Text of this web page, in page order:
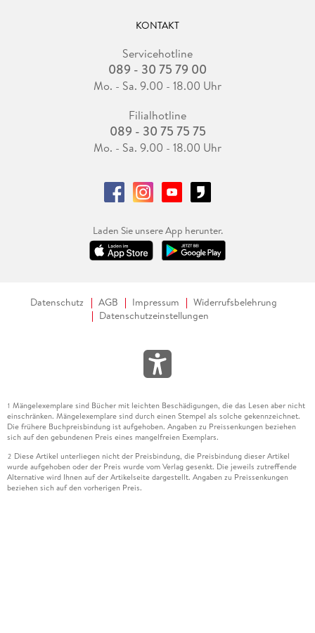
KONTAKT
Servicehotline
089 - 30 75 79 00
Mo. - Sa. 9.00 - 18.00 Uhr
Filialhotline
089 - 30 75 75 75
Mo. - Sa. 9.00 - 18.00 Uhr
Laden Sie unsere App herunter.
Datenschutz AGB Impressum
Widerrufsbelehrung
Datenschutzeinstellungen
1 Mängelexemplare sind Bücher mit leichten Beschädigungen, die das Lesen aber nicht
einschränken. Mängelexemplare sind durch einen Stempel als solche gekennzeichnet.
Die frühere Buchpreisbindung ist aufgehoben. Angaben zu Preissenkungen beziehen
sich auf den gebundenen Preis eines mangelfreien Exemplars.
2 Diese Artikel unterliegen nicht der Preisbindung, die Preisbindung dieser Artikel
wurde aufgehoben oder der Preis wurde vom Verlag gesenkt. Die jeweils zutreffende
Alternative wird Ihnen auf der Artikelseite dargestellt. Angaben zu Preissenkungen
beziehen sich auf den vorherigen Preis.